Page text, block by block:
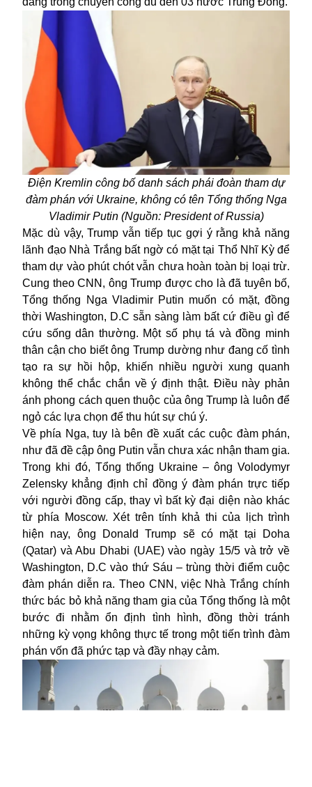
Điện Kremlin công bố danh sách phái đoàn tham dự
đàm phán với Ukraine, không có tên Tổng thống Nga
Vladimir Putin (Nguồn: President of Russia)
Mặc dù vậy, Trump vẫn tiếp tục gợi ý rằng khả năng
lãnh đạo Nhà Trắng bất ngờ có mặt tại Thổ Nhĩ Kỳ để
tham dự vào phút chót vẫn chưa hoàn toàn bị loại trừ.
Cung theo CNN, ông Trump được cho là đã tuyên bố,
Tổng thống Nga Vladimir Putin muốn có mặt, đồng
thời Washington, D.C sẵn sàng làm bất cứ điều gì để
cứu sống dân thường. Một số phụ tá và đồng minh
thân cận cho biết ông Trump dường như đang cố tình
tạo ra sự hồi hộp, khiến nhiều người xung quanh
không thể chắc chắn về ý định thật. Điều này phản
ánh phong cách quen thuộc của ông Trump là luôn để
ngỏ các lựa chọn để thu hút sự chú ý.
Về phía Nga, tuy là bên đề xuất các cuộc đàm phán,
như đã đề cập ông Putin vẫn chưa xác nhận tham gia.
Trong khi đó, Tổng thống Ukraine – ông Volodymyr
Zelensky khẳng định chỉ đồng ý đàm phán trực tiếp
với người đồng cấp, thay vì bất kỳ đại diện nào khác
từ phía Moscow. Xét trên tính khả thi của lịch trình
hiện nay, ông Donald Trump sẽ có mặt tại Doha
(Qatar) và Abu Dhabi (UAE) vào ngày 15/5 và trở về
Washington, D.C vào thứ Sáu – trùng thời điểm cuộc
đàm phán diễn ra. Theo CNN, việc Nhà Trắng chính
thức bác bỏ khả năng tham gia của Tổng thống là một
bước đi nhằm ổn định tình hình, đồng thời tránh
những kỳ vọng không thực tế trong một tiến trình đàm
phán vốn đã phức tạp và đầy nhạy cảm.